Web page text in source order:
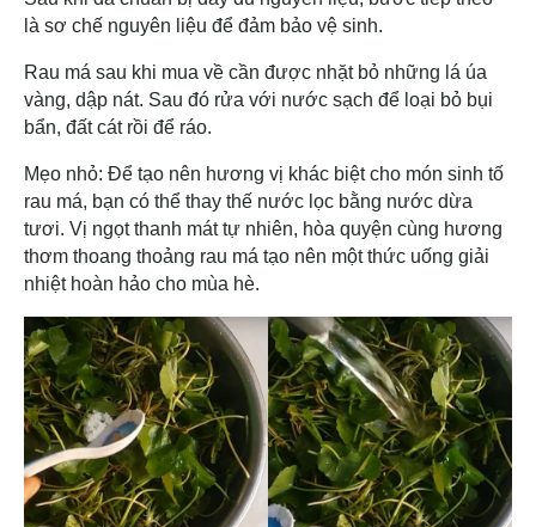
là sơ chế nguyên liệu để đảm bảo vệ sinh.
Rau má sau khi mua về cần được nhặt bỏ những lá úa
vàng, dập nát. Sau đó rửa với nước sạch để loại bỏ bụi
bẩn, đất cát rồi để ráo.
Mẹo nhỏ: Để tạo nên hương vị khác biệt cho món sinh tố
rau má, bạn có thể thay thế nước lọc bằng nước dừa
tươi. Vị ngọt thanh mát tự nhiên, hòa quyện cùng hương
thơm thoang thoảng rau má tạo nên một thức uống giải
nhiệt hoàn hảo cho mùa hè.